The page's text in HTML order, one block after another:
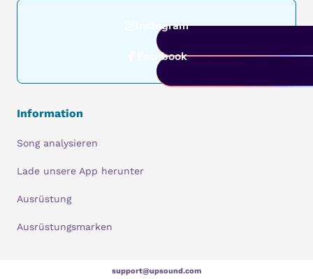
Instagram
Facebook
Information
Song analysieren
Lade unsere App herunter
Ausrüstung
Ausrüstungsmarken
support@upsound.com